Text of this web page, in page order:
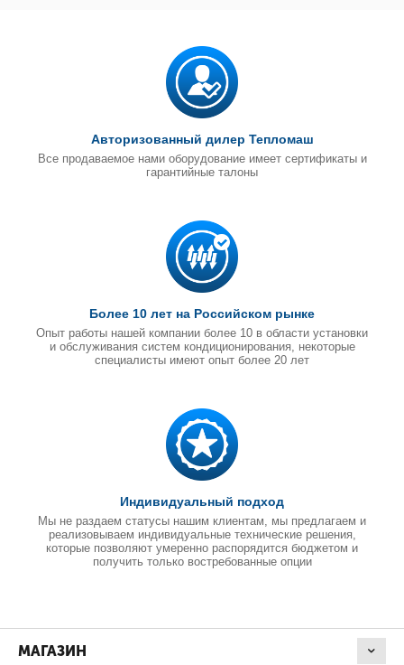
Авторизованный дилер Тепломаш
Все продаваемое нами оборудование имеет сертификаты и
гарантийные талоны
Более 10 лет на Российском рынке
Опыт работы нашей компании более 10 в области установки
и обслуживания систем кондиционирования, некоторые
специалисты имеют опыт более 20 лет
Индивидуальный подход
Мы не раздаем статусы нашим клиентам, мы предлагаем и
реализовываем индивидуальные технические решения,
которые позволяют умеренно распорядится бюджетом и
получить только востребованные опции
МАГАЗИН